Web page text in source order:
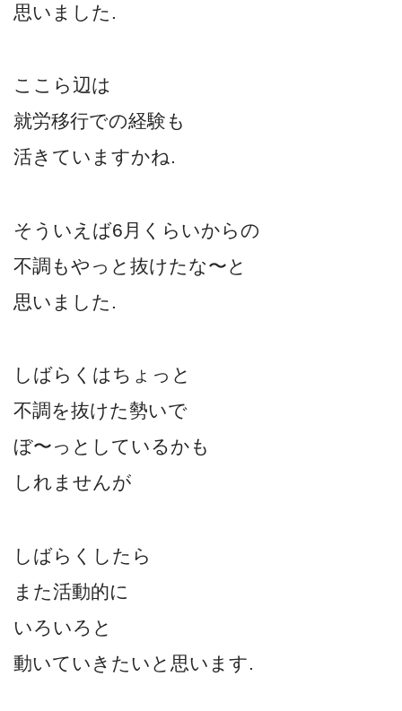
思いました.
ここら辺は
就労移行での経験も
活きていますかね.
そういえば6月くらいからの
不調もやっと抜けたな〜と
思いました.
しばらくはちょっと
不調を抜けた勢いで
ぼ〜っとしているかも
しれませんが
しばらくしたら
また活動的に
いろいろと
動いていきたいと思います.